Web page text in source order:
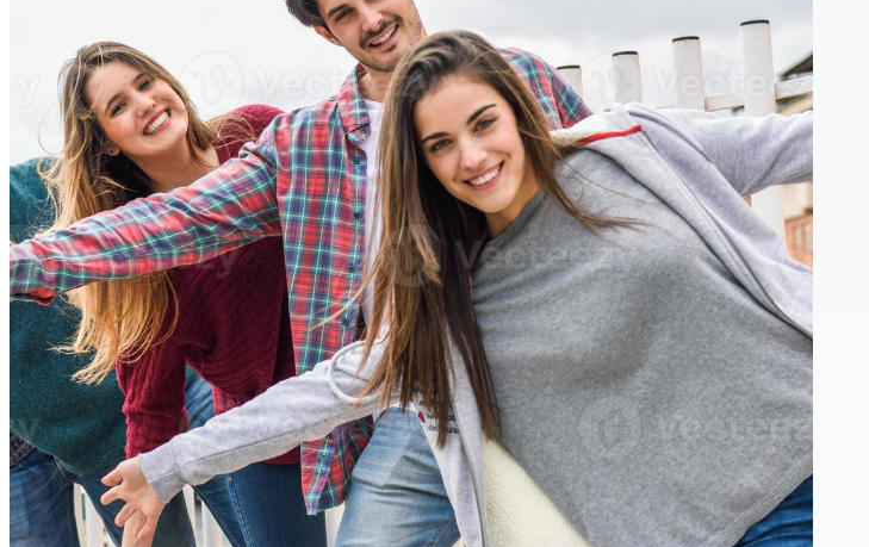
Vectores
Videos
Gráficos en Movimiento
Imágenes Editoriales
Eventos Editoriales